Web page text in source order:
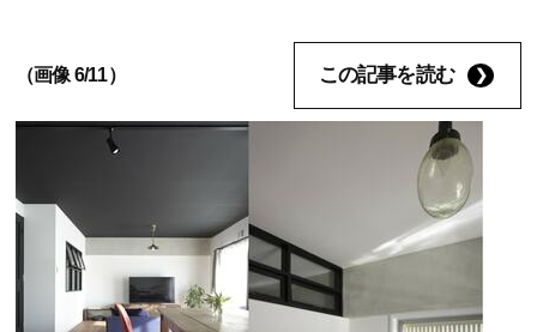
（画像 6/11） この記事を読む